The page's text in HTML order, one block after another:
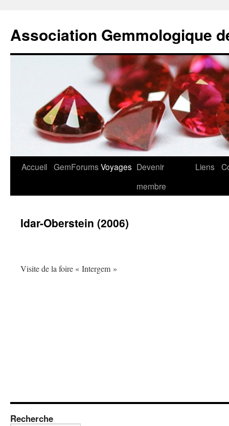
Association Gemmologique
Aller
Accueil GemForums Voyages Devenir
membre
Liens
Idar-Oberstein (2006)
Visite de la foire « Intergem »
Recherche